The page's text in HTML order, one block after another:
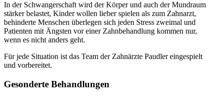
In der Schwangerschaft wird der Körper und auch der Mundraum
stärker belastet, Kinder wollen lieber spielen als zum Zahnarzt,
behinderte Menschen überlegen sich jeden Stress zweimal und
Patienten mit Ängsten vor einer Zahnbehandlung kommen nur,
wenn es nicht anders geht.
Für jede Situation ist das Team der Zahnärzte Paudler eingespielt
und vorbereitet.
Gesonderte Behandlungen